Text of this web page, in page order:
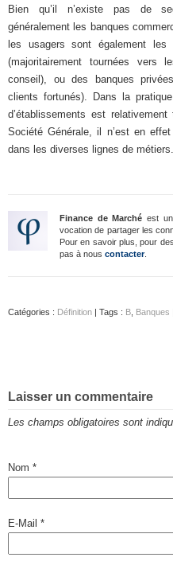
Bien qu’il n’existe pas de
généralement les banques
les usagers sont également les
(majoritairement tournées
conseil), ou des banques
clients fortunés). Dans la
d’établissements est
Société Générale, il n’est en
dans les diverses lignes de métiers.
Finance de Marché est
vocation de partager les
Pour en savoir plus, pour
pas à nous contacter.
Catégories : Définition | Tags : B Banques
Laisser un commentaire
Les champs obligatoires sont
Nom *
E-Mail *